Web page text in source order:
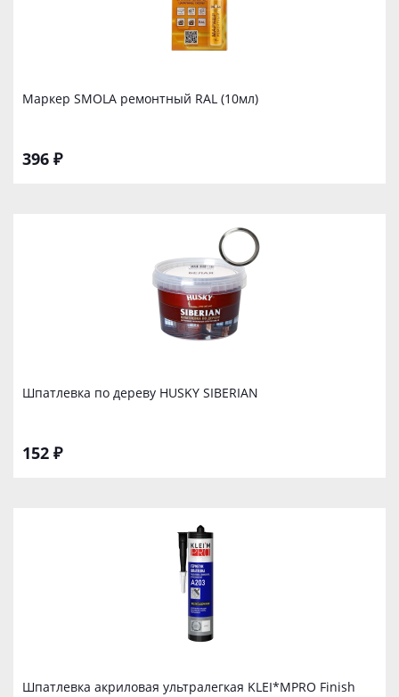
Маркер SMOLA ремонтный RAL (10мл)
396 ₽
Шпатлевка по дереву HUSKY SIBERIAN
152 ₽
Шпатлевка акриловая ультралегкая KLEI*MPRO Finish